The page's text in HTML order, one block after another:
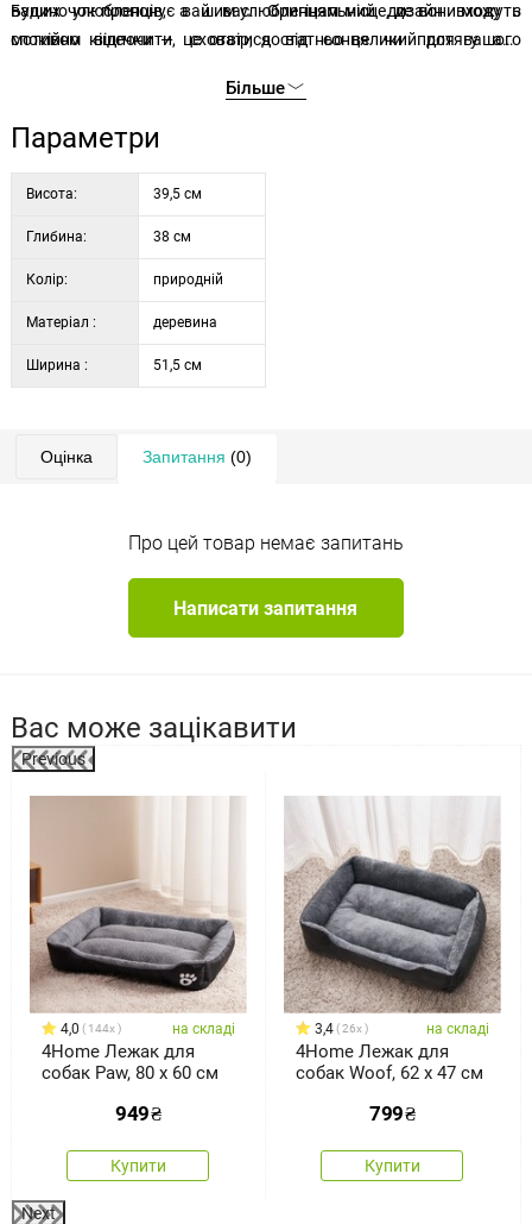
ваших улюбленців, а й вас. Оригінальний дизайн входу з
мотивом кішечки — це отвір, достатньо великий для вашого
Будиночок пропонує вашим улюбленцям місце, де вони можуть
спокійно відпочити, сховатися від сонця чи протягу або
будиночка, який стане гарним доповненням інтер’єру.
Більше
Параметри
Висота: 39,5 см
Глибина: 38 см
Колір: природній
Матеріал : деревина
Ширина : 51,5 см
Оцінка Запитання (0)
Про цей товар немає запитань
Написати запитання
Вас може зацікавити
Previous
4,0 144x на складі
4Home Лежак для
собак Paw, 80 x 60 см
949₴
Купити
3,4 26x на складі
4Home Лежак для
собак Woof, 62 х 47 см
799₴
Купити
Next